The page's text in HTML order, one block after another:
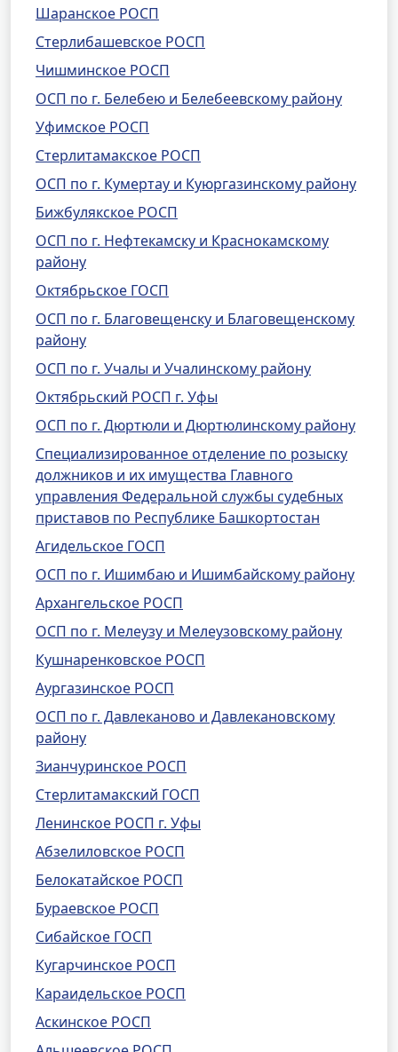
Шаранское РОСП
Стерлибашевское РОСП
Чишминское РОСП
ОСП по г. Белебею и Белебеевскому району
Уфимское РОСП
Стерлитамакское РОСП
ОСП по г. Кумертау и Куюргазинскому району
Бижбулякское РОСП
ОСП по г. Нефтекамску и Краснокамскому
району
Октябрьское ГОСП
ОСП по г. Благовещенску и Благовещенскому
району
ОСП по г. Учалы и Учалинскому району
Октябрьский РОСП г. Уфы
ОСП по г. Дюртюли и Дюртюлинскому району
Специализированное отделение по розыску
должников и их имущества Главного
управления Федеральной службы судебных
приставов по Республике Башкортостан
Агидельское ГОСП
ОСП по г. Ишимбаю и Ишимбайскому району
Архангельское РОСП
ОСП по г. Мелеузу и Мелеузовскому району
Кушнаренковское РОСП
Аургазинское РОСП
ОСП по г. Давлеканово и Давлекановскому
району
Зианчуринское РОСП
Стерлитамакский ГОСП
Ленинское РОСП г. Уфы
Абзелиловское РОСП
Белокатайское РОСП
Бураевское РОСП
Сибайское ГОСП
Кугарчинское РОСП
Караидельское РОСП
Аскинское РОСП